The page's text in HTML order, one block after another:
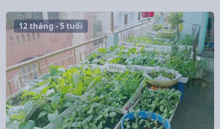
12 tháng - 5 tuổi